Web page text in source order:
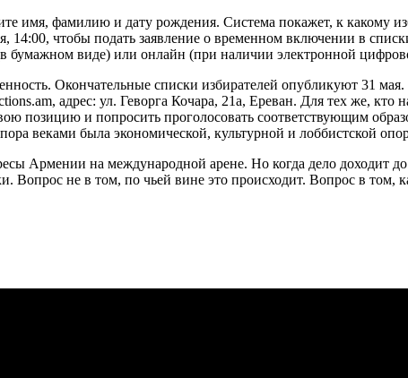
имя, фамилию и дату рождения. Система покажет, к какому
14:00, чтобы подать заявление о временном включении в
виде) или онлайн (при наличии электронной
Окончательные списки избирателей опубликуют 31
, адрес: ул. Геворга Кочара, 21а, Ереван. Для тех же,
позицию и попросить проголосовать соответствующим
веками была экономической, культурной и лоббистской
Армении на международной арене. Но когда дело доходит
Вопрос не в том, по чьей вине это происходит. Вопрос в том,